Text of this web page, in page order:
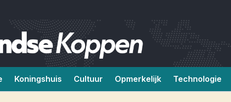
Koningshuis Cultuur Opmerkelijk Technologie